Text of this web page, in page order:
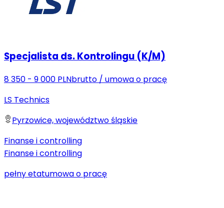
Specjalista ds. Kontrolingu (K/M)
8 350 - 9 000 PLNbrutto / umowa o pracę
LS Technics
Pyrzowice, województwo śląskie
Finanse i controlling
Finanse i controlling
pełny etatumowa o pracę